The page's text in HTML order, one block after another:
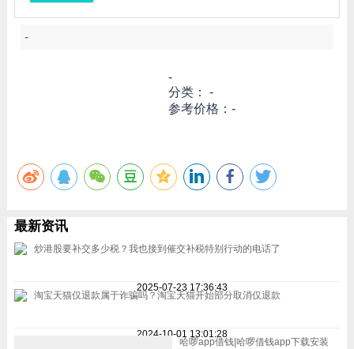
-
-
分类： -
参考价格：-
最新资讯
炒港股要补交多少税？我也接到催交补税特别行动的电话了
2025-07-23 17:36:43
淘宝天猫仅退款属于诈骗吗？淘宝天猫开始部分取消仅退款
2024-10-01 13:01:28
哈啰app借钱|哈啰借钱app下载安装